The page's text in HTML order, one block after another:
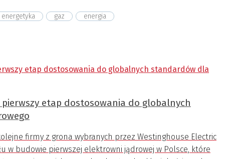
energetyka gaz energia
pierwszy etap dostosowania do globalnych
firmy z grona wybranych przez Westinghouse Electric
w budowie pierwszej elektrowni jądrowej w Polsce, które